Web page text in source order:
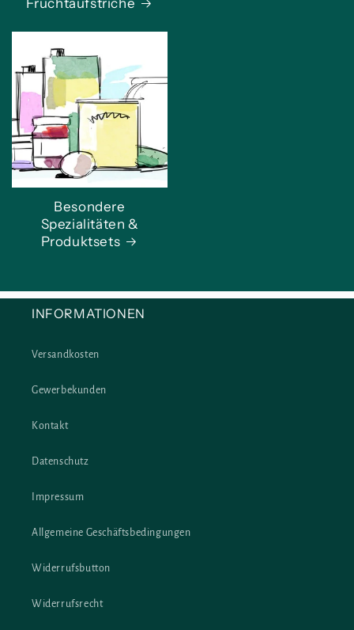
Fruchtaufstriche
Besondere
Spezialitäten &
Produktsets
INFORMATIONEN
Versandkosten
Gewerbekunden
Kontakt
Datenschutz
Impressum
Allgemeine Geschäftsbedingungen
Widerrufsbutton
Widerrufsrecht